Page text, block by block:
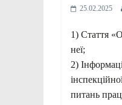
25.02.2025
1) Стаття
неї;
2)
питань